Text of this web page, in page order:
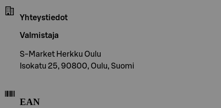
Yhteystiedot
Valmistaja
S-Market Herkku Oulu
Isokatu 25, 90800, Oulu, Suomi
EAN